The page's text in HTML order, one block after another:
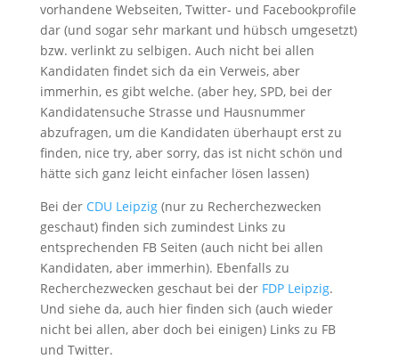
vorhandene Webseiten, Twitter- und Facebookprofile
dar (und sogar sehr markant und hübsch umgesetzt)
bzw. verlinkt zu selbigen. Auch nicht bei allen
Kandidaten findet sich da ein Verweis, aber
immerhin, es gibt welche. (aber hey, SPD, bei der
Kandidatensuche Strasse und Hausnummer
abzufragen, um die Kandidaten überhaupt erst zu
finden, nice try, aber sorry, das ist nicht schön und
hätte sich ganz leicht einfacher lösen lassen)
Bei der CDU Leipzig(nur zu Recherchezwecken
geschaut) finden sich zumindest Links zu
entsprechenden FB Seiten (auch nicht bei allen
Kandidaten, aber immerhin). Ebenfalls zu
Recherchezwecken geschaut bei der FDP Leipzig.
Und siehe da, auch hier finden sich (auch wieder
nicht bei allen, aber doch bei einigen) Links zu FB
und Twitter.